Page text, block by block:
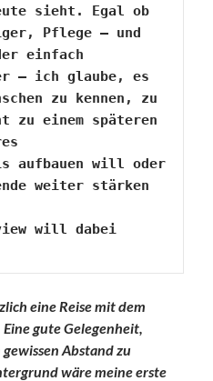
sieht. Egal ob
Pflege – und
einfach
– ich glaube, es
zu kennen, zu
zu einem späteren
aufbauen will oder
weiter stärken
will dabei
eine Reise mit dem
gute Gelegenheit,
Abstand zu
wäre meine erste